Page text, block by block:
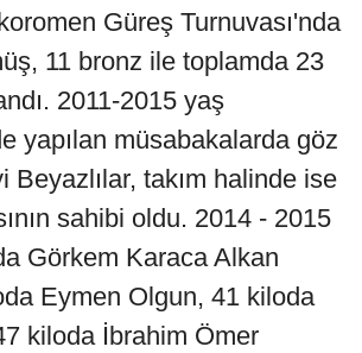
Güreş Turnuvası'nda
11 bronz ile toplamda 23
2011-2015 yaş
yapılan müsabakalarda göz
Beyazlılar, takım halinde ise
sahibi oldu. 2014 - 2015
Görkem Karaca Alkan
Eymen Olgun, 41 kiloda
kiloda İbrahim Ömer